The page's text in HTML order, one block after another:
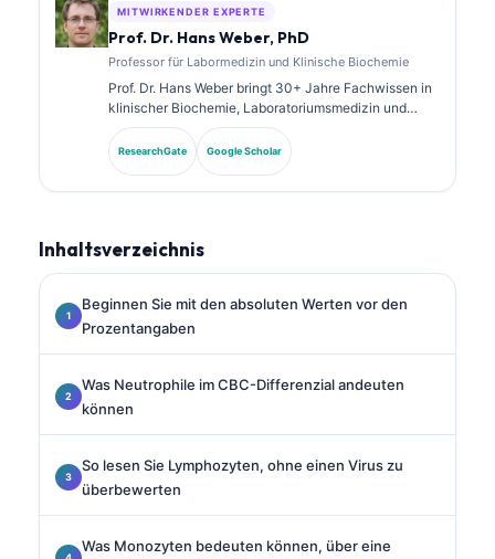
MITWIRKENDER EXPERTE
Prof. Dr. Hans Weber, PhD
Professor für Labormedizin und Klinische Biochemie
Prof. Dr. Hans Weber bringt 30+ Jahre Fachwissen in
klinischer Biochemie, Laboratoriumsmedizin und
Biomarkerforschung mit. Als ehemaliger Präsident der
Deutschen Gesellschaft für Klinische Chemie ist er
auf die Analyse diagnostischer Panels, die
ResearchGate Google Scholar
Inhaltsverzeichnis
Beginnen Sie mit den absoluten Werten vor den
Prozentangaben
Was Neutrophile im CBC-Differenzial andeuten
können
So lesen Sie Lymphozyten, ohne einen Virus zu
überbewerten
Was Monozyten bedeuten können, über eine